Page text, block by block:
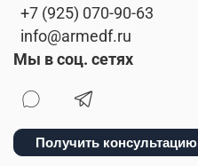
+7 (925) 070-90-63
info@armedf.ru
Мы в соц. сетях
Получить консультацию